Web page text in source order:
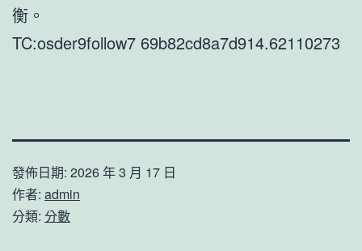
衡。
TC:osder9follow7 69b82cd8a7d914.62110273
發佈日期: 2026 年 3 月 17 日
作者: admin
分類: 分數